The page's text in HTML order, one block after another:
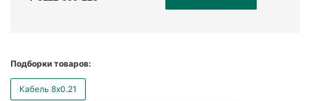
Подборки товаров:
Кабель 8x0.21